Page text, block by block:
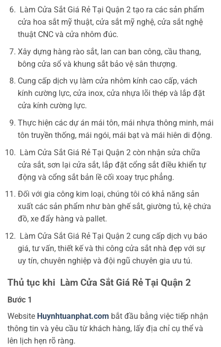
Làm Cửa Sắt Giá Rẻ Tại Quận 2 tạo ra các sản phẩm
cửa hoa sắt mỹ thuật, cửa sắt mỹ nghệ, cửa sắt nghệ
thuật CNC và cửa nhôm đúc.
Xây dựng hàng rào sắt, lan can ban công, cầu thang,
bông cửa sổ và khung sắt bảo vệ sân thượng.
Cung cấp dịch vụ làm cửa nhôm kính cao cấp, vách
kính cường lực, cửa inox, cửa nhựa lõi thép và lắp đặt
cửa kính cường lực.
Thực hiện các dự án mái tôn, mái nhựa thông minh, mái
tôn truyền thống, mái ngói, mái bạt và mái hiên di động.
Làm Cửa Sắt Giá Rẻ Tại Quận 2 còn nhận sửa chữa
cửa sắt, sơn lại cửa sắt, lắp đặt cổng sắt điều khiển tự
động và cổng sắt bản lề cối xoay trục phẳng.
Đối với gia công kim loại, chúng tôi có khả năng sản
xuất các sản phẩm như bàn ghế sắt, giường tủ, kệ chứa
đồ, xe đẩy hàng và pallet.
Làm Cửa Sắt Giá Rẻ Tại Quận 2 cung cấp dịch vụ báo
giá, tư vấn, thiết kế và thi công cửa sắt nhà đẹp với sự
uy tín, chuyên nghiệp và đội ngũ chuyên gia ưu tú.
Thủ tục khi Làm Cửa Sắt Giá Rẻ Tại Quận 2
Bước 1
Website Huynhtuanphat.com bắt đầu bằng việc tiếp nhận
thông tin và yêu cầu từ khách hàng, lấy địa chỉ cụ thể và
lên lịch hẹn rõ ràng.